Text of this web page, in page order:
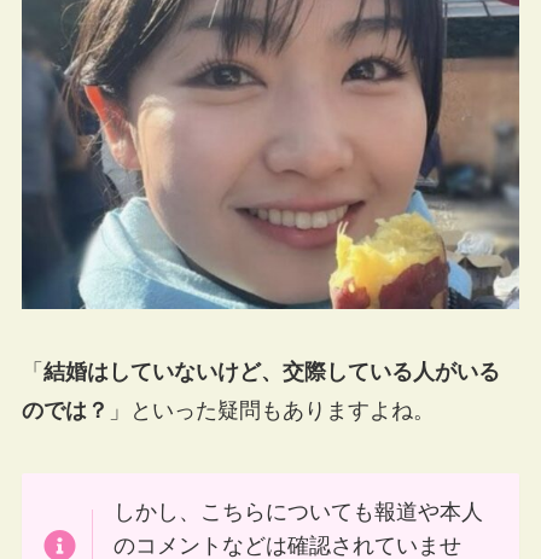
「 結婚はしていないけど、交際している人がいる
のでは？ 」といった疑問もありますよね。
しかし、こちらについても報道や本人
のコメントなどは確認されていませ